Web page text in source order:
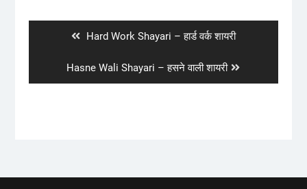
Previous
Hard Work Shayari – हार्ड वर्क शायरी
Next
post:
Hasne Wali Shayari – हसने वाली शायरी